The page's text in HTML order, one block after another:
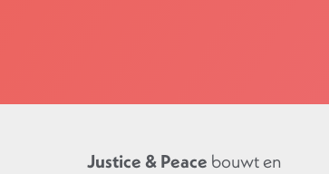
Justice & Peace bouwt en